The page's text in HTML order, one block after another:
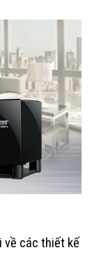
về các thiết kế